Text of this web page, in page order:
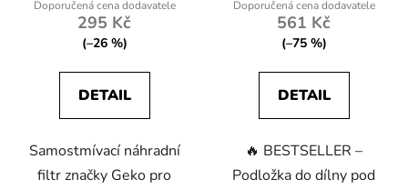
295 Kč
(–26 %)
DETAIL
Samostmívací náhradní
filtr značky Geko pro
561 Kč
(–75 %)
DETAIL
🔥 BESTSELLER –
Podložka do dílny pod